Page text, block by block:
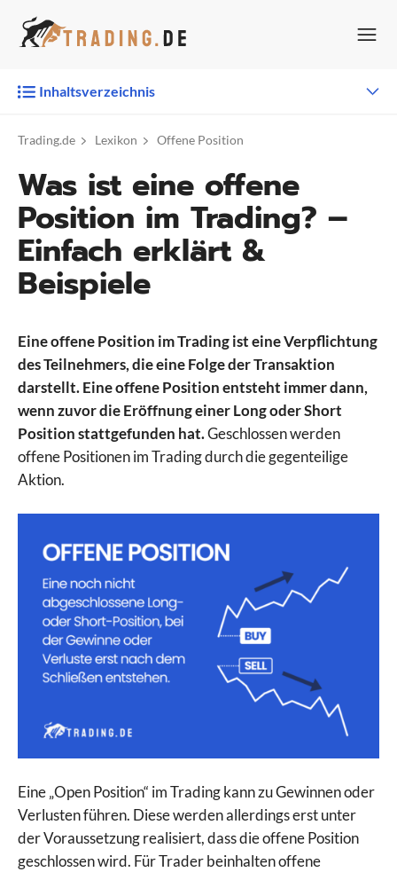
Inhalt
Inhaltsverzeichnis
Trading.de Lexikon Offene Position
Was ist eine offene
Position im Trading? –
Einfach erklärt &
Beispiele
Eine offene Position im Trading ist eine Verpflichtung
des Teilnehmers, die eine Folge der Transaktion
darstellt. Eine offene Position entsteht immer dann,
wenn zuvor die Eröffnung einer Long oder Short
Position stattgefunden hat.Geschlossen werden
offene Positionen im Trading durch die gegenteilige
Aktion.
Eine „Open Position“ im Trading kann zu Gewinnen oder
Verlusten führen. Diese werden allerdings erst unter
der Voraussetzung realisiert, dass die offene Position
geschlossen wird. Für Trader beinhalten offene